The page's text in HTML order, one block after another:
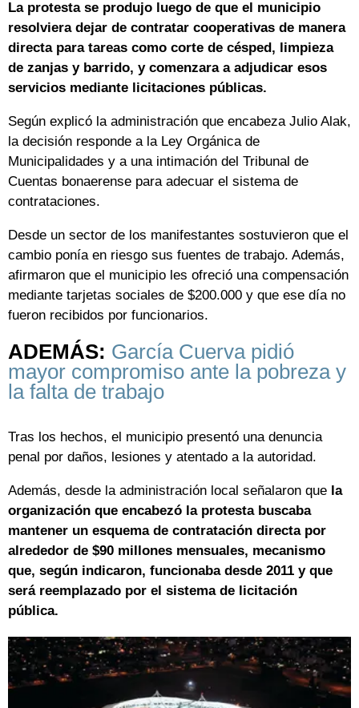
La protesta se produjo luego de que el municipio
resolviera dejar de contratar cooperativas de manera
directa para tareas como corte de césped, limpieza
de zanjas y barrido, y comenzara a adjudicar esos
servicios mediante licitaciones públicas.
Según explicó la administración que encabeza Julio Alak,
la decisión responde a la Ley Orgánica de
Municipalidades y a una intimación del Tribunal de
Cuentas bonaerense para adecuar el sistema de
contrataciones.
Desde un sector de los manifestantes sostuvieron que el
cambio ponía en riesgo sus fuentes de trabajo. Además,
afirmaron que el municipio les ofreció una compensación
mediante tarjetas sociales de $200.000 y que ese día no
fueron recibidos por funcionarios.
ADEMÁS: García Cuerva pidió
mayor compromiso ante la pobreza y
la falta de trabajo
Tras los hechos, el municipio presentó una denuncia
penal por daños, lesiones y atentado a la autoridad.
Además, desde la administración local señalaron que la
organización que encabezó la protesta buscaba
mantener un esquema de contratación directa por
alrededor de $90 millones mensuales, mecanismo
que, según indicaron, funcionaba desde 2011 y que
será reemplazado por el sistema de licitación
pública.